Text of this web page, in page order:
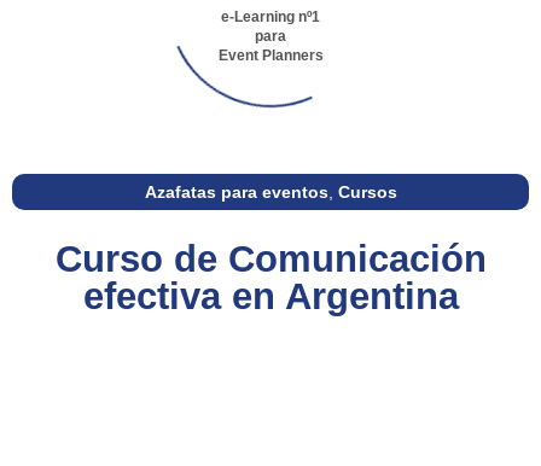
e-Learning nº1
para
Event Planners
Azafatas para eventos, Cursos
Curso de Comunicación
efectiva en Argentina